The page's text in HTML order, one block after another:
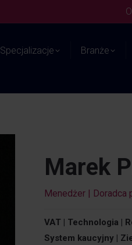
Specjalizacje Branże
Marek
Menedżer | Doradca
VAT | Technologia |
System kaucyjny |